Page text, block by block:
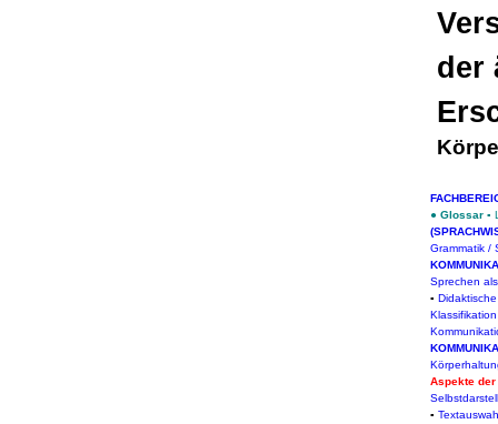
der
● Glossar ▪
Grammatik /
Sprechen
▪
Aspekte
▪